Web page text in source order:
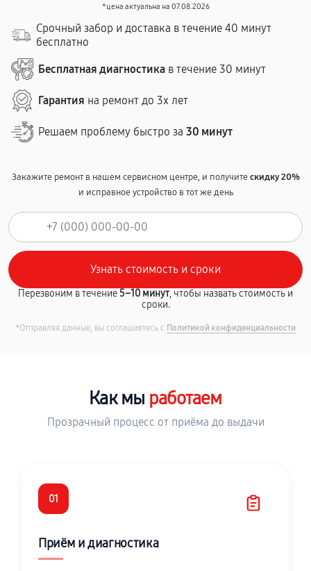
*цена актуальна на 07.08.2026
Срочный забор и доставка в течение 40 минут
бесплатно
Бесплатная диагностика в течение 30 минут
Гарантия на ремонт до 3х лет
Решаем проблему быстро за 30 минут
Закажите ремонт в нашем сервисном центре, и получитескидку 20%
и исправное устройство в тот же день
Перезвоним в течение5–10 минут, чтобы назвать стоимость и
сроки.
*Отправляя данные, вы соглашаетесь с Политикой конфиденциальности
Как мы работаем
Прозрачный процесс от приёма до выдачи
01
Приём и диагностика